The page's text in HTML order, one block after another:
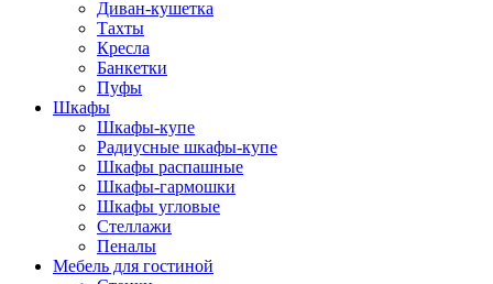
Диван-кушетка
Тахты
Кресла
Банкетки
Пуфы
Шкафы
Шкафы-купе
Радиусные шкафы-купе
Шкафы распашные
Шкафы-гармошки
Шкафы угловые
Стеллажи
Пеналы
Мебель для гостиной